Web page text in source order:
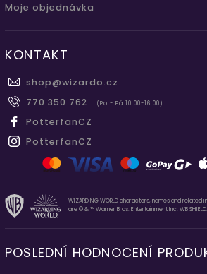
Moje objednávka
KONTAKT
shop@wizardo.cz
770 350 762
(Po - Pá 10.00-16.00)
PotterfanCZ
PotterfanCZ
WIZARDING WORLD characters, names and related
are © & ™ Warner Bros. Entertainment Inc. WB
POSLEDNÍ HODNOCENÍ